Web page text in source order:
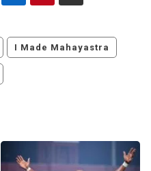
I Made Mahayastra